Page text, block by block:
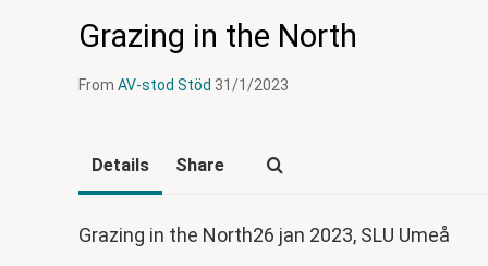
Grazing in the North
From AV-stod Stöd 31/1/2023
Details Share
Grazing in the North26 jan 2023, SLU Umeå